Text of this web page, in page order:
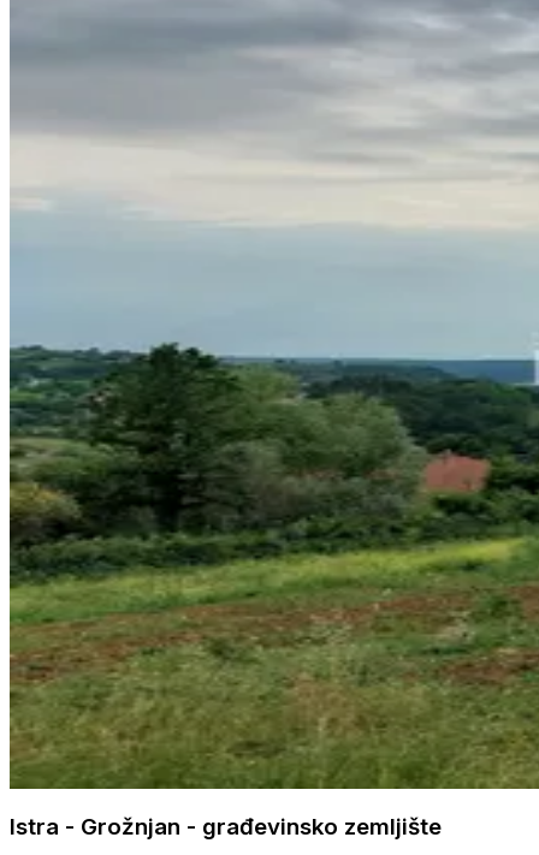
Istra - Grožnjan - građevinsko zemljište